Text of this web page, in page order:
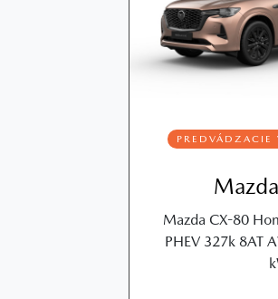
PREDVÁDZACIE
Mazda CX-80
PHEV 327k 8AT